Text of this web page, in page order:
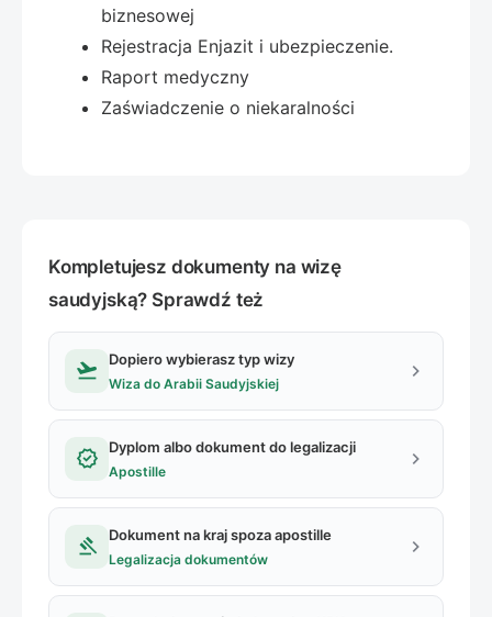
biznesowej
Rejestracja Enjazit i ubezpieczenie.
Raport medyczny
Zaświadczenie o niekaralności
Kompletujesz dokumenty na wizę
saudyjską? Sprawdź też
flight_takeoff Dopiero wybierasz typ wizy
Wiza do Arabii Saudyjskiej chevron_right
verified Dyplom albo dokument do legalizacji
Apostille chevron_right
gavel Dokument na kraj spoza apostille
Legalizacja dokumentów chevron_right